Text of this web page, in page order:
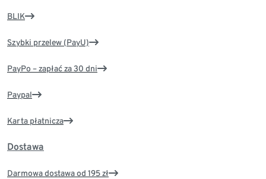
BLIK
Szybki przelew (PayU)
PayPo – zapłać za 30 dni
Paypal
Karta płatnicza
Dostawa
Darmowa dostawa od 195 zł